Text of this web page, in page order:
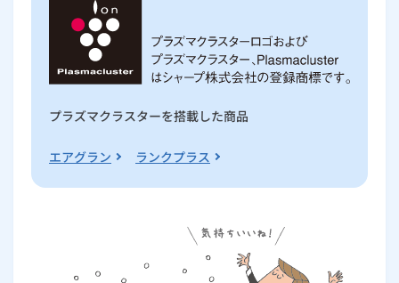
プラズマクラスターを搭載した商品
エアグラン ランクプラス